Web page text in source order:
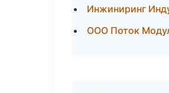
Инжиниринг
ООО Поток